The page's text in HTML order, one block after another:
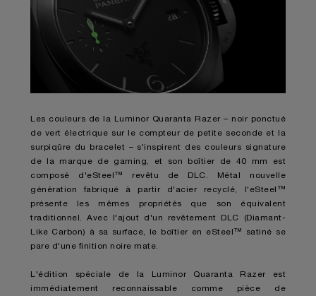
Les couleurs de la Luminor Quaranta Razer – noir ponctué
de vert électrique sur le compteur de petite seconde et la
surpiqûre du bracelet – s'inspirent des couleurs signature
de la marque de gaming, et son boîtier de 40 mm est
composé d'eSteel™ revêtu de DLC. Métal nouvelle
génération fabriqué à partir d'acier recyclé, l'eSteel™
présente les mêmes propriétés que son équivalent
traditionnel. Avec l'ajout d'un revêtement DLC (Diamant-
Like Carbon) à sa surface, le boîtier en eSteel™ satiné se
pare d'une finition noire mate.
L'édition spéciale de la Luminor Quaranta Razer est
immédiatement reconnaissable comme pièce de